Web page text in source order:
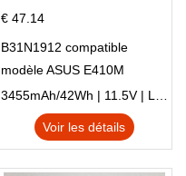
€ 47.14
B31N1912 compatible
modèle ASUS E410M
E410MA L410MA
3455mAh/42Wh | 11.5V | Li-ion ...
Voir les détails